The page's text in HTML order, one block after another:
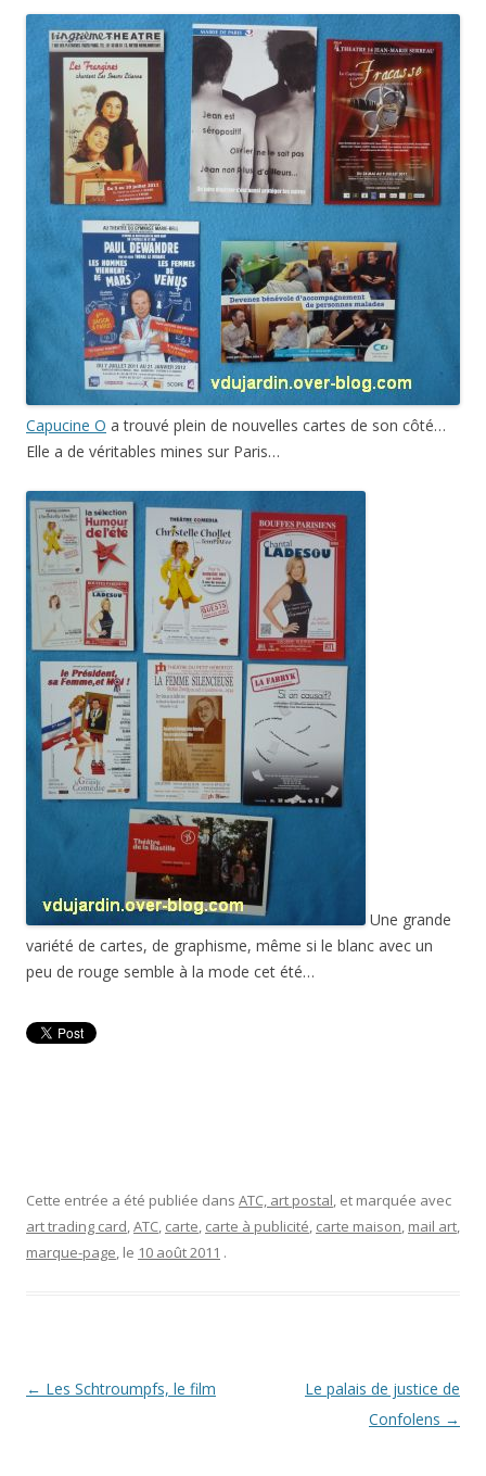
Capucine O a trouvé plein de nouvelles cartes de son côté…
Elle a de véritables mines sur Paris…
Une grande
variété de cartes, de graphisme, même si le blanc avec un
peu de rouge semble à la mode cet été…
Cette entrée a été publiée dans ATC, art postal, et marquée avec
art trading card,ATC, carte, carte à publicité, carte maison, mail art,
marque-page, le 10 août 2011 .
Navigation
← Les Schtroumpfs, le film
Le palais de justice de
Confolens →